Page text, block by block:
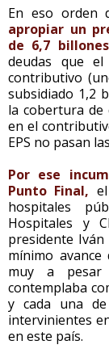
En eso orden
apropiar un
de 6,7
deudas que
contributivo
subsidiado 1,2
la cobertura de
en el
EPS no pasan
Por ese
Punto Final,
hospitales
Hospitales y
presidente
mínimo
muy a pesar
contemplaba
y cada una
intervinientes
en este país.